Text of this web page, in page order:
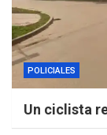
POLICIALES
Un ciclista